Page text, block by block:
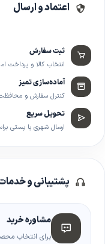
اعتماد و ارسال
ثبت سفارش
انتخاب کالا و پرداخت
آماده‌سازی تمیز
کنترل سفارش و محافظت
تحویل سریع
ارسال شهری یا پستی
پشتیبانی و
مشاوره خرید
برای انتخاب